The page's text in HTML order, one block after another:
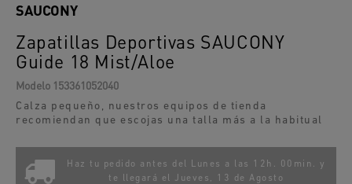
Zapatillas Deportivas SAUCONY
Guide 18 Mist/aloe
SAUCONY
Modelo 153361052040
Calza pequeño, nuestros equipos de tienda
recomiendan que escojas una talla más a la habitual
Haz tu pedido antes del Lunes a las 12h. 00min. y
te llegará el Jueves, 13 de Agosto